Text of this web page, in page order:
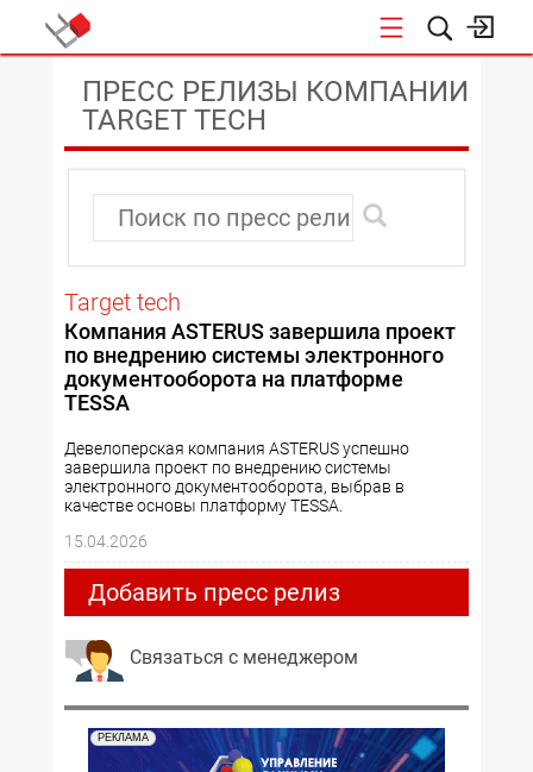
КОНФЕРЕНЦИИ
ПРЕСС РЕЛИЗЫ КОМПАНИИ
TARGET TECH
Target tech
Компания ASTERUS завершила проект
по внедрению системы электронного
документооборота на платформе
TESSA
Девелоперская компания ASTERUS успешно
завершила проект по внедрению системы
электронного документооборота, выбрав в
качестве основы платформу TESSA.
15.04.2026
Добавить пресс релиз
Связаться с менеджером
РЕКЛАМА